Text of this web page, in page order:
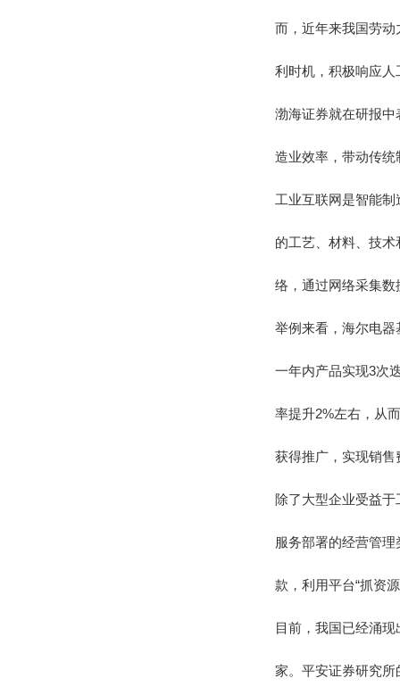
而，近年来我国劳
利时机，积极响应
渤海证券就在研报
造业效率，带动传统
工业互联网是智能
的工艺、材料、技
络，通过网络采集
举例来看，海尔电
一年内产品实现3次
率提升2%左右，从
获得推广，实现销
除了大型企业受益
服务部署的经营管
款，利用平台“抓资
目前，我国已经涌
家。平安证券研究